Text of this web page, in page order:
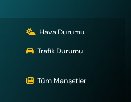
Hava Durumu
Trafik Durumu
Tüm Manşetler